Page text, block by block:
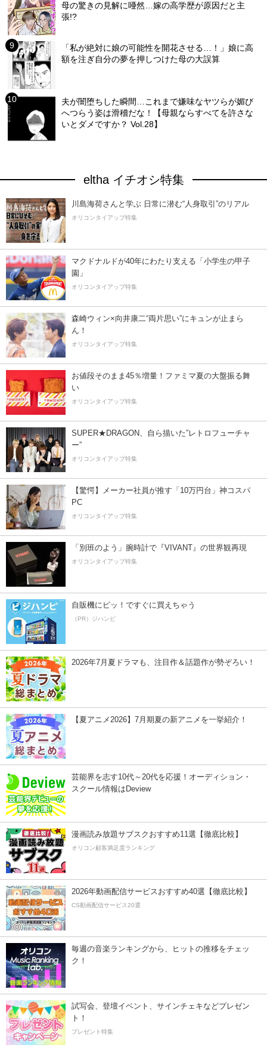
母の驚きの見解に唖然…嫁の高学歴が原因だと主
張!?
「私が絶対に娘の可能性を開花させる…！」娘に高
額を注ぎ自分の夢を押しつけた母の大誤算
夫が闇堕ちした瞬間…これまで嫌味なヤツらが媚び
へつらう姿は滑稽だな！【母親ならすべてを許さな
いとダメですか？ Vol.28】
eltha イチオシ特集
川島海荷さんと学ぶ 日常に潜む“人身取引”のリアル
オリコンタイアップ特集
マクドナルドが40年にわたり支える「小学生の甲子
園」
オリコンタイアップ特集
森崎ウィン×向井康二“両片思い”にキュンが止まら
ん！
オリコンタイアップ特集
お値段そのまま45％増量！ファミマ夏の大盤振る舞
い
オリコンタイアップ特集
SUPER★DRAGON、自ら描いた”レトロフューチャ
ー”
オリコンタイアップ特集
【驚愕】メーカー社員が推す「10万円台」神コスパ
PC
オリコンタイアップ特集
「別班のよう」腕時計で『VIVANT』の世界観再現
オリコンタイアップ特集
自販機にピッ！ですぐに買えちゃう
（PR）ジハンピ
2026年7月夏ドラマも、注目作＆話題作が勢ぞろい！
【夏アニメ2026】7月期夏の新アニメを一挙紹介！
芸能界を志す10代～20代を応援！オーディション・
スクール情報はDeview
漫画読み放題サブスクおすすめ11選【徹底比較】
オリコン顧客満足度ランキング
2026年動画配信サービスおすすめ40選【徹底比較】
CS動画配信サービス20選
毎週の音楽ランキングから、ヒットの推移をチェッ
ク！
試写会、登壇イベント、サインチェキなどプレゼン
ト！
プレゼント特集